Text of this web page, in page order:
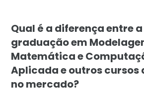
Qual é a diferença entre
graduação em
Matemática e
Aplicada e outros cursos
no mercado?